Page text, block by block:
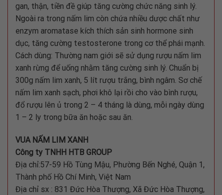
gan, thận, tiền đề giúp tăng cường chức năng sinh lý.
Ngoài ra trong nấm lim còn chứa nhiều dược chất như
enzym aromatase kích thích sản sinh hormone sinh
dục, tăng cường testosterone trong cơ thể phái mạnh.
Cách dùng: Thường nam giới sẽ sử dụng rượu nấm lim
xanh rừng để uống nhằm tăng cường sinh lý. Chuẩn bị
300g nấm lim xanh, 5 lít rượu trắng, bình ngâm. Sơ chế
nấm lim xanh sạch, phơi khô lại rồi cho vào bình rượu,
đổ rượu lên ủ trong 2 – 4 tháng là dùng, mỗi ngày dùng
1 – 2 ly trong bữa ăn hoặc sau ăn.
VUA NẤM LIM XANH
Công ty TNHH HTB GROUP
Địa chỉ:57-59 Hồ Tùng Mậu, Phường Bến Nghé, Quận 1,
Thành phố Hồ Chí Minh, Việt Nam
Địa chỉ sx : 831 Đức Hòa Thượng, Xã Đức Hòa Thượng,